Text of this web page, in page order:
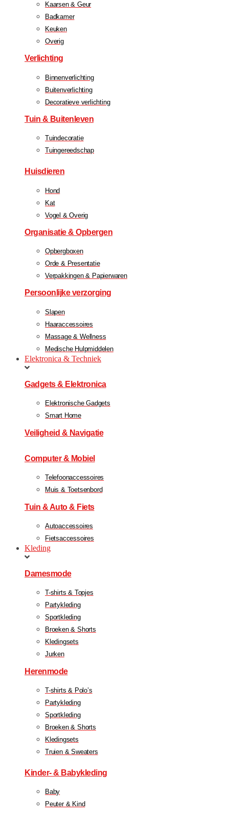
Kaarsen & Geur
Badkamer
Keuken
Overig
Verlichting
Binnenverlichting
Buitenverlichting
Decoratieve verlichting
Tuin & Buitenleven
Tuindecoratie
Tuingereedschap
Huisdieren
Hond
Kat
Vogel & Overig
Organisatie & Opbergen
Opbergboxen
Orde & Presentatie
Verpakkingen & Papierwaren
Persoonlijke verzorging
Slapen
Haaraccessoires
Massage & Wellness
Medische Hulpmiddelen
Elektronica & Techniek
Gadgets & Elektronica
Elektronische Gadgets
Smart Home
Veiligheid & Navigatie
Computer & Mobiel
Telefoonaccessoires
Muis & Toetsenbord
Tuin & Auto & Fiets
Autoaccessoires
Fietsaccessoires
Kleding
Damesmode
T-shirts & Topjes
Partykleding
Sportkleding
Broeken & Shorts
Kledingsets
Jurken
Herenmode
T-shirts & Polo’s
Partykleding
Sportkleding
Broeken & Shorts
Kledingsets
Truien & Sweaters
Kinder- & Babykleding
Baby
Peuter & Kind